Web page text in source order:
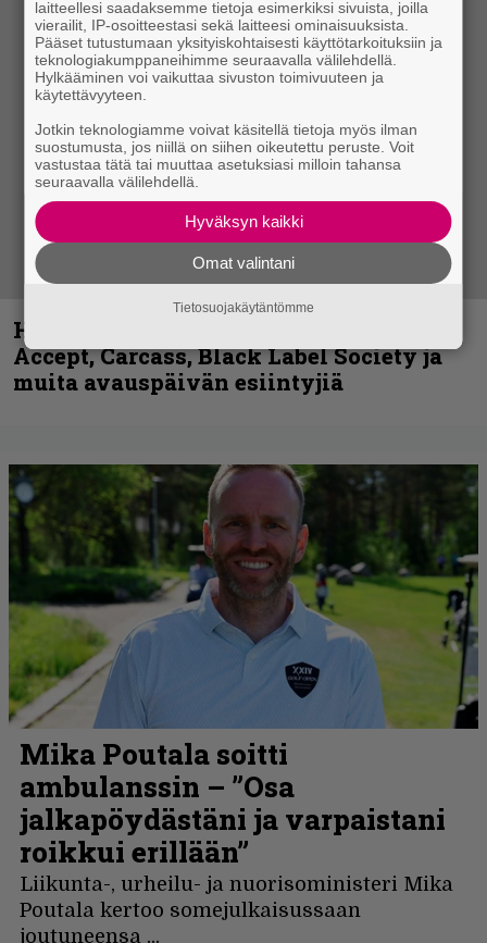
Hellsinki Metal Festival kuvina, osa 1 –
Accept, Carcass, Black Label Society ja
muita avauspäivän esiintyjiä
laitteellesi saadaksemme tietoja esimerkiksi sivuista, joilla
vierailit, IP-osoitteestasi sekä laitteesi ominaisuuksista.
Pääset tutustumaan yksityiskohtaisesti käyttötarkoituksiin ja
teknologiakumppaneihimme seuraavalla välilehdellä.
Hylkääminen voi vaikuttaa sivuston toimivuuteen ja
käytettävyyteen.
Jotkin teknologiamme voivat käsitellä tietoja myös ilman
suostumusta, jos niillä on siihen oikeutettu peruste. Voit
vastustaa tätä tai muuttaa asetuksiasi milloin tahansa
seuraavalla välilehdellä.
Hyväksyn kaikki
Omat valintani
Tietosuojakäytäntömme